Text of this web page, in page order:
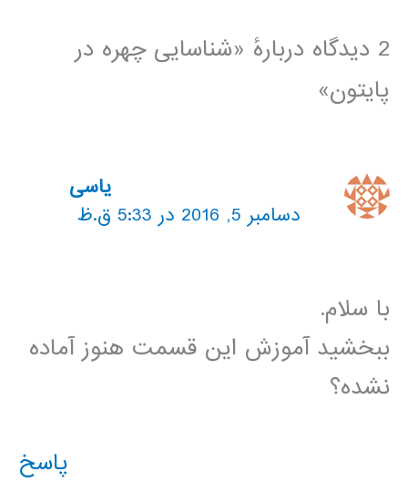
2 دیدگاه دربارهٔ «شناسایی چهره در
پایتون»
یاسی
دسامبر 5, 2016 در 5:33 ق.ظ
با سلام.
ببخشید آموزش این قسمت هنوز آماده
نشده؟
پاسخ